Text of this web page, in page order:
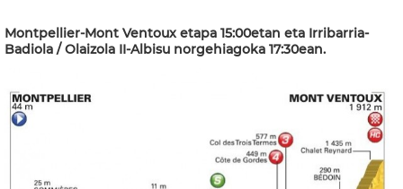
Montpellier-Mont Ventoux etapa 15:00etan eta Irribarria-
Badiola / Olaizola II-Albisu norgehiagoka 17:30ean.